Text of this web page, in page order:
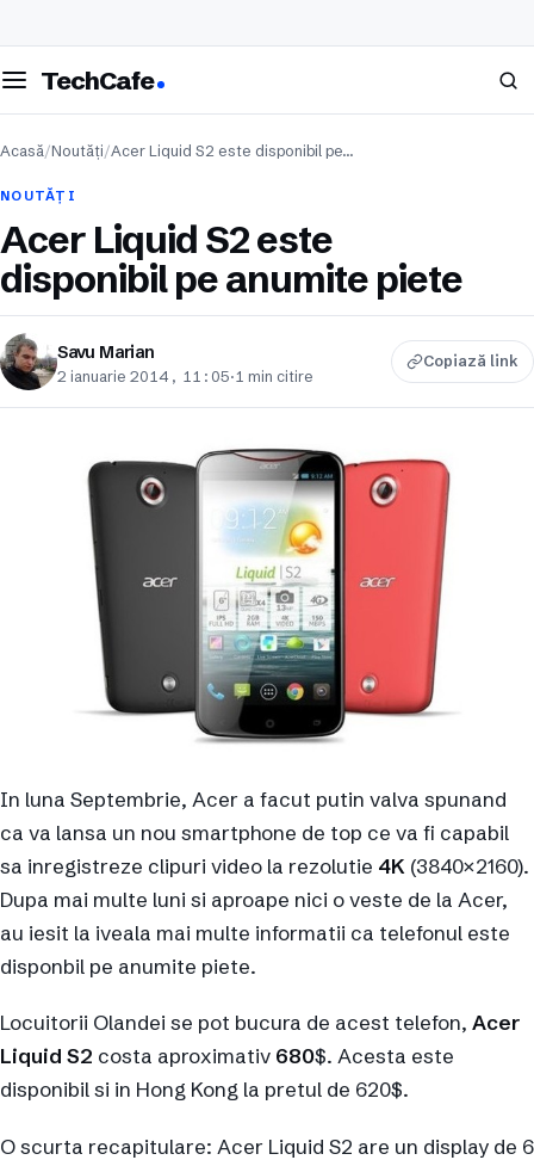
meniul
TechCafe Caută
Acasă/Noutăți/Acer Liquid S2 este disponibil pe…
NOUTĂȚI
Acer Liquid S2 este
disponibil pe anumite piete
Savu Marian
2 ianuarie 2014, 11:05·1 min citire
Copiază link
In luna Septembrie, Acer a facut putin valva spunand
ca va lansa un nou smartphone de top ce va fi capabil
sa inregistreze clipuri video la rezolutie 4K (3840×2160).
Dupa mai multe luni si aproape nici o veste de la Acer,
au iesit la iveala mai multe informatii ca telefonul este
disponbil pe anumite piete.
Locuitorii Olandei se pot bucura de acest telefon, Acer
Liquid S2 costa aproximativ 680$. Acesta este
disponibil si in Hong Kong la pretul de 620$.
O scurta recapitulare: Acer Liquid S2 are un display de 6